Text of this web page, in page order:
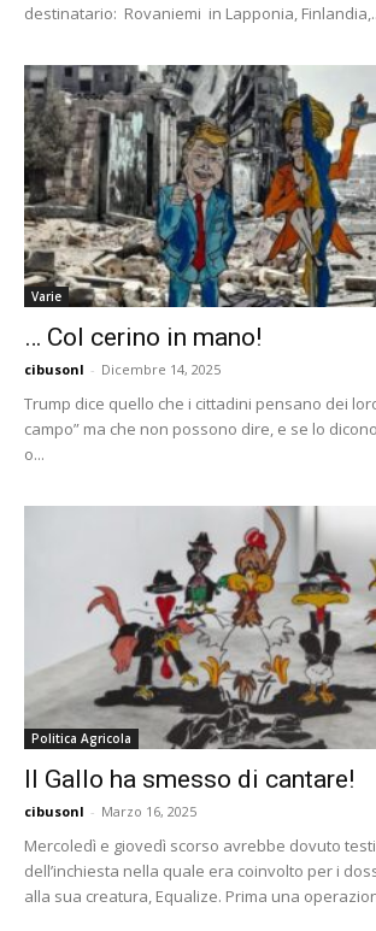
destinatario: Rovaniemi in Lapponia,
Varie
… Col cerino in mano!
cibusonl - Dicembre 14, 2025
Trump dice quello che i cittadini pensano dei
campo” ma che non possono dire, e se lo
o...
Politica Agricola
Il Gallo ha smesso di cantare!
cibusonl - Marzo 16, 2025
Mercoledì e giovedì scorso avrebbe dovuto
dell’inchiesta nella quale era coinvolto per i
alla sua creatura, Equalize. Prima una